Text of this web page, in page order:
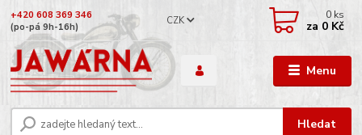
Menu
CZK
Hledat
+420 608 369 346
(po-pá 9h-16h)
0 ks
za 0 Kč